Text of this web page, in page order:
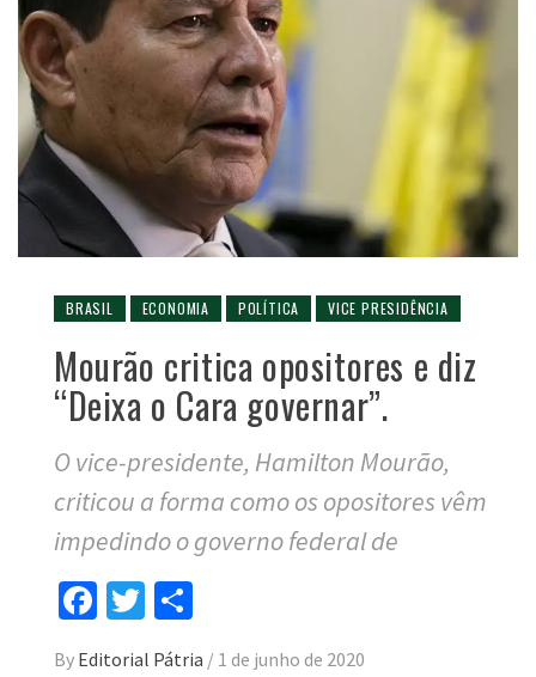
BRASIL ECONOMIA POLÍTICA VICE PRESIDÊNCIA
Mourão critica opositores e diz
“Deixa o Cara governar”.
O vice-presidente, Hamilton Mourão,
criticou a forma como os opositores vêm
impedindo o governo federal de
Facebook
Twitter
By Editorial Pátria / 1 de junho de 2020